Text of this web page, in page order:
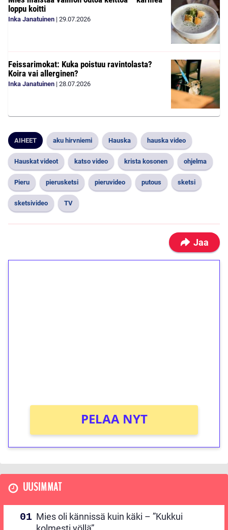
loppu koitti
Inka Janatuinen | 29.07.2026
Feissarimokat: Kuka poistuu ravintolasta?
Koira vai allerginen?
Inka Janatuinen | 28.07.2026
AIHEET aku hirvniemi Hauska hauska video
Hauskat videot katso video krista kosonen ohjelma
Pieru pierusketsi pieruvideo putous sketsi
sketsivideo TV
Jaa
PELAA NYT
UUSIMMAT
Mies oli kännissä kuin käki – ”Kukkui